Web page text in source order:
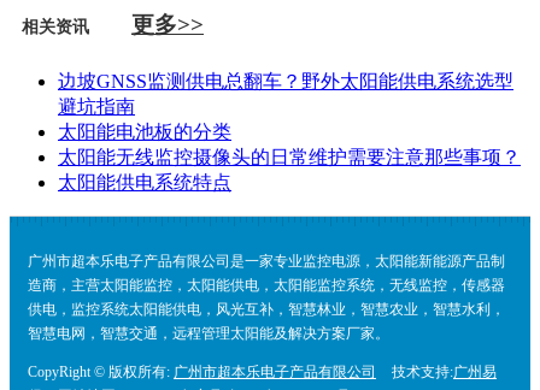
相关资讯 更多>>
边坡GNSS监测供电总翻车？野外太阳能供电系统选型
避坑指南
太阳能电池板的分类
太阳能无线监控摄像头的日常维护需要注意那些事项？
太阳能供电系统特点
广州市超本乐电子产品有限公司是一家专业监控电源，太阳能新能源产品制
造商，主营太阳能监控，太阳能供电，太阳能监控系统，无线监控，传感器
供电，监控系统太阳能供电，风光互补，智慧林业，智慧农业，智慧水利，
智慧电网，智慧交通，远程管理太阳能及解决方案厂家。
CopyRight © 版权所有: 广州市超本乐电子产品有限公司 技术支持:广州易